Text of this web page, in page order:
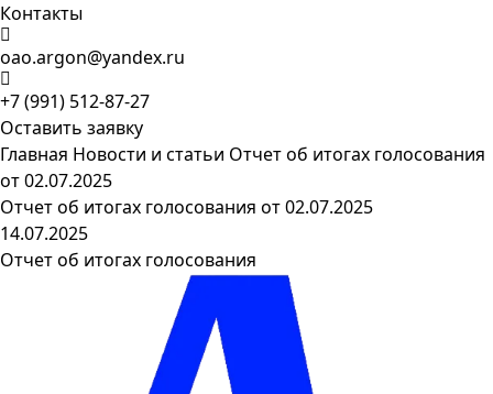
Контакты
oao.argon@yandex.ru
+7 (991) 512-87-27
Оставить заявку
Главная Новости и статьи Отчет об итогах голосования
от 02.07.2025
Отчет об итогах голосования от 02.07.2025
14.07.2025
Отчет об итогах голосования